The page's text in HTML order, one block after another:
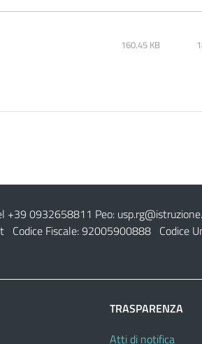
160.45 KB
+39 0932658811 Peo:
Codice Fiscale: 92005900888 Codice
TRASPARENZA
Atti di notifica